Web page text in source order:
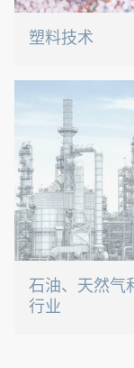
塑料技术
为您提供合适的解
石油、天然气
行业